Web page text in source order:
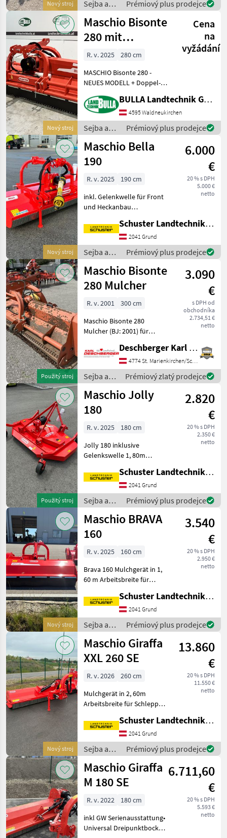
Nový stroj
Getriebe + integriertem
Freilauf 540 U/mi
Sejba a
starostlivosť
o plodinu
/ Maschio
Prémiový plus prodejce
Nový stroj
Maschio Bisonte
280 mit
Beleuchtung
Cena
na
vyžádání
R. v. 2025
280 cm
MASCHIO Bisonte 280 -
NEUES MODELL + Doppel-
(Front- und Heckanbau) mit
hydraulischer Verschiebung
ca. 400 mm + Getriebe 1.000
UpM mit integri
BULLA Landtechnik GmbH
4595 Waldneukirchen
Sejba a
starostlivosť
o plodinu
/ Maschio
Prémiový plus prodejce
Nový stroj
Maschio Bella
190
6.000
€
20 % s DPH
5.000 €
netto
R. v. 2025
190 cm
inkl. Gelenkwelle für Front
und Heckanbau
Seitenverschub 1, 90m
Arbeitsbreite für Schlepper
bis 80 PS Doppelter
Dreipunktbock Kat I, Kat II
eng Vo
Schuster Landtechnik Grund
2041 Grund
Sejba a
starostlivosť
o plodinu
/ Maschio
Prémiový plus prodejce
Použitý stroj
Maschio Bisonte
280 Mulcher
3.090
€
s DPH od
obchodníka
2.734,51 €
netto
R. v. 2001
300 cm
Maschio Bisonte 280
Mulcher (BJ: 2001) für
hydr. Seitenverstellung,
Getriebe, Schutzketten und
Gelenkwelle; Arbei
Deschberger Karl Landtechnik GesmbH & Co KG
4774 St. Marienkirchen/Schärding
Sejba a
starostlivosť
o plodinu
/ Maschio
Prémiový zlatý prodejce
Použitý stroj
Maschio Jolly
180
2.820
€
20 % s DPH
2.350 €
netto
R. v. 2025
180 cm
Jolly 180 inklusive
Gelenkswelle 1, 80m
Einganggetriebe mit 540
UpM Antrieb schwenkbare
Stützräder mit verstellb.
Höhe Universal-
Dreipunktbock Kat
Schuster Landtechnik Grund
2041 Grund
Sejba a
starostlivosť
o plodinu
/ Maschio
Prémiový plus prodejce
Nový stroj
Maschio BRAVA
160
3.540
€
20 % s DPH
2.950 €
netto
R. v. 2025
160 cm
Brava 160 Mulchgerät in 1,
60 m Arbeitsbreite für
mechanischer Verschiebung
Universal-Dreipunktbock
Zapfwelle 540 UPM
einstellbare Rieme
Schuster Landtechnik Grund
2041 Grund
Sejba a
starostlivosť
o plodinu
/ Maschio
Prémiový plus prodejce
Nový stroj
Maschio Giraffa
XXL 260 SE
13.860
€
20 % s DPH
11.550 €
netto
R. v. 2026
260 cm
Mulchgerät in 2, 60m
Arbeitsbreite für Schlepper
Dreipunktbock Kat. II/III mit
integriertem Anfahrschutz
Hydraulische
Seitenausschwenkung un
Schuster Landtechnik Grund
2041 Grund
Sejba a
starostlivosť
o plodinu
/ Maschio
Prémiový plus prodejce
Maschio Giraffa
M 180 SE
6.711,60
€
20 % s DPH
5.593 €
netto
R. v. 2022
180 cm
inkl GW Serienausstattung•
Universal Dreipunktbock